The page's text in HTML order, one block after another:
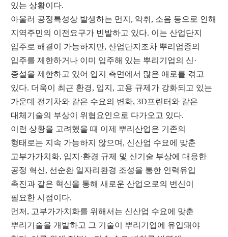
있는 상황이다.
아울러 공정특성상 발생하는 먼지 , 악취 , 소음 등으로 인해
지역주민의 이전요구가 빈발하고 있다. 이는 산업단지
입주로 해결이 가능하지만, 산업단지조차 뿌리업종의
입주를 제한하거나 이미 입주해 있는 뿌리기업의 신·
증설을 제한하고 있어 입지 측면에서 많은 애로를 겪고
있다. 더욱이 최근 환경, 입지 , 고용 규제가 강화되고 있는
가운데 전기차와 같은 수요의 변화, 3D프린터와 같은
대체기술의 부상이 위협요인으로 다가오고 있다.
이런 상황을 고려했을 때 이제 뿌리산업은 기존의
형태로는 지속 가능하지 않으며 , 신산업 수요에 맞춘
고부가가치화, 입지 ·환경 규제 및 신기술 부상에 대응한
공정 혁신, 선순환 일자리환경 조성을 통한 인력유입
촉진과 같은 혁신을 통해 새로운 산업으로의 변신이
필요한 시점이다.
먼저 , 고부가가치화를 위해서는 신산업 수요에 맞춘
뿌리기술을 개발하고 그 기술이 뿌리기업에 유입돼야